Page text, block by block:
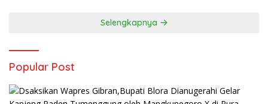
Selengkapnya
Popular Post